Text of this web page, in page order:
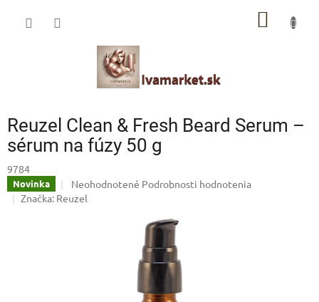
Reuzel Clean & Fresh Beard Serum –
sérum na fúzy 50 g
9784
Novinka
Priemerné
hodnotenie
Neohodnotené Podrobnosti hodnotenia
Značka: Reuzel
IVAMARKET poradca